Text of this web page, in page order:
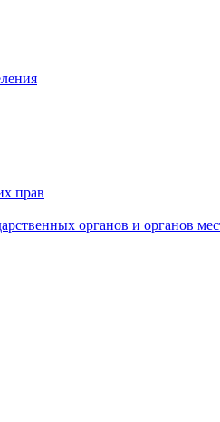
прав
органов и органов